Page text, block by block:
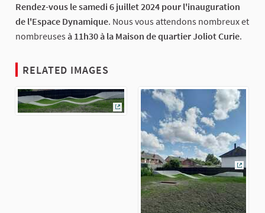
Rendez-vous le samedi 6 juillet 2024 pour l'inauguration
de l'Espace Dynamique. Nous vous attendons nombreux et
nombreuses à 11h30 à la Maison de quartier Joliot Curie.
RELATED IMAGES
(External link)